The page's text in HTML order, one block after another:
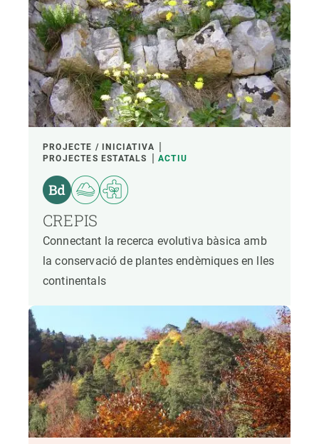
PROJECTE / INICIATIVA
PROJECTES ESTATALS
ACTIU
CREPIS
Connectant la recerca evolutiva bàsica amb
la conservació de plantes endèmiques en lles
continentals